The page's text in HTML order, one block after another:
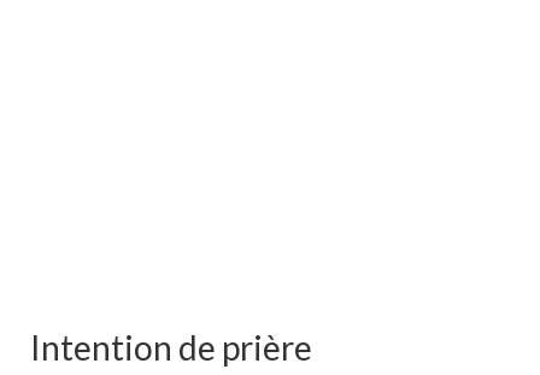
Intention de prière